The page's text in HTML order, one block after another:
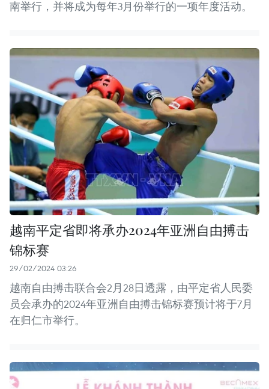
南举行，并将成为每年3月份举行的一项年度活动。
越南平定省即将承办2024年亚洲自由搏击
锦标赛
29/02/2024 03:26
越南自由搏击联合会2月28日透露，由平定省人民委
员会承办的2024年亚洲自由搏击锦标赛预计将于7月
在归仁市举行。